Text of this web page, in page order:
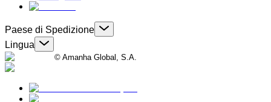
Paese di Spedizione
Lingua
© Amanha Global, S.A.